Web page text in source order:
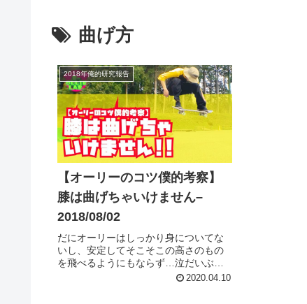
曲げ方
2018年俺的研究報告
【オーリーのコツ僕的考察】
膝は曲げちゃいけません–
2018/08/02
だにオーリーはしっかり身についてな
いし、安定してそこそこの高さのもの
を飛べるようにもならず…泣だいぶ苦
戦してます汗だからこそ研究と考察と
2020.04.10